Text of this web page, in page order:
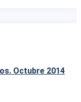
Octubre 2014